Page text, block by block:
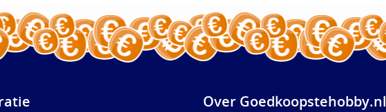
Over Goedkoopstehobby.nl